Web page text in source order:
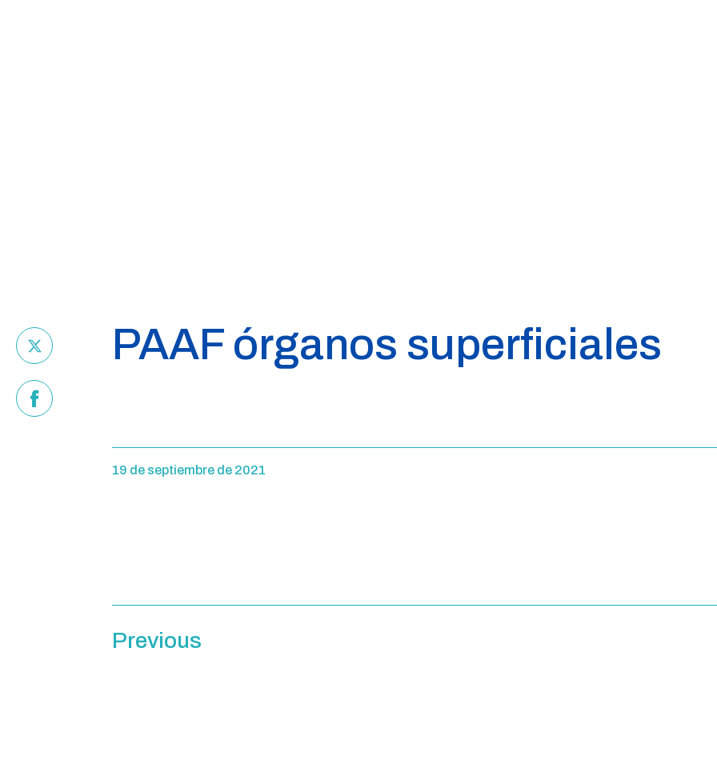
PAAF órganos superficiales
19 de septiembre de 2021
Previous